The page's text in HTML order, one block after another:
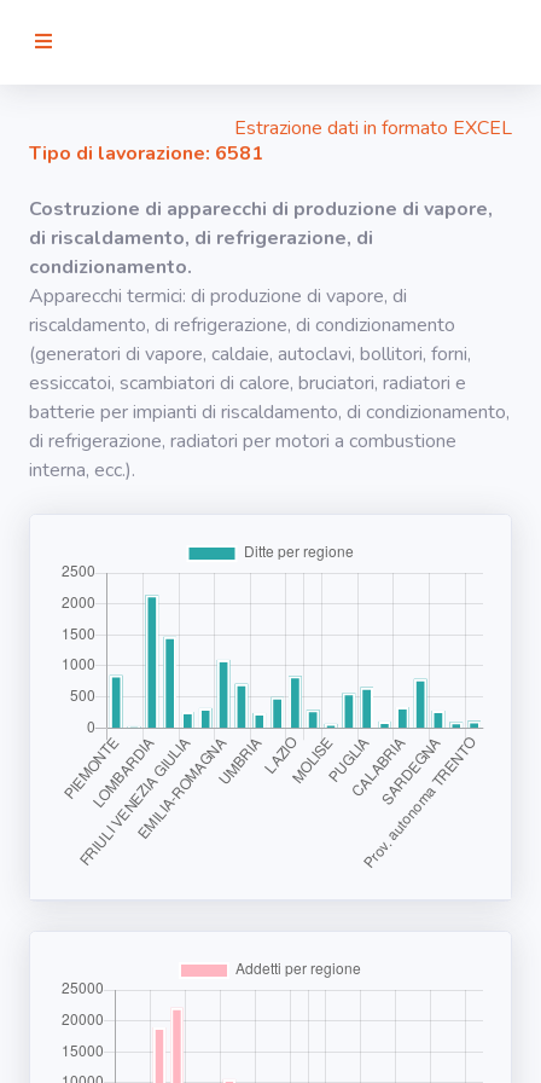
Organi
Visualizza
infografica
rilevati in
azienda
area riservata
Torna alla
Estrazione dati in formato EXCEL
Tipo di lavorazione: 6581
Costruzione di apparecchi di produzione di vapore,
di riscaldamento, di refrigerazione, di
condizionamento.
Apparecchi termici: di produzione di vapore, di
riscaldamento, di refrigerazione, di condizionamento
(generatori di vapore, caldaie, autoclavi, bollitori, forni,
essiccatoi, scambiatori di calore, bruciatori, radiatori e
batterie per impianti di riscaldamento, di condizionamento,
di refrigerazione, radiatori per motori a combustione
interna, ecc.).